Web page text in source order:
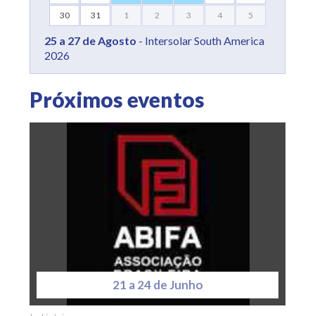
30 31 1 2 3 4 5
25 a 27 de Agosto - Intersolar South America
2026
Próximos eventos
21 a 24 de Junho